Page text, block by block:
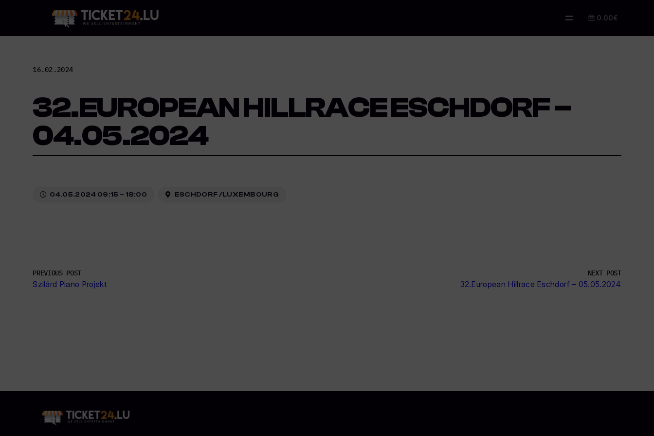
0.00€
16.02.2024
32.EUROPEAN HILLRACE ESCHDORF –
04.05.2024
04.05.2024 09:15 – 18:00 ESCHDORF /LUXEMBOURG
PREVIOUS POST
Szilárd Piano Projekt
NEXT POST
32.European Hillrace Eschdorf – 05.05.2024